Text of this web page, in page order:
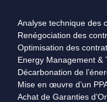
Analyse technique des
Renégociation des
Optimisation des
Energy Management &
Décarbonation de
Mise en œuvre d’un
Achat de Garanties